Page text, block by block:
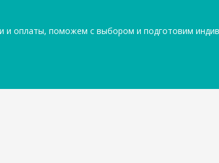
и оплаты, поможем с выбором и подготовим